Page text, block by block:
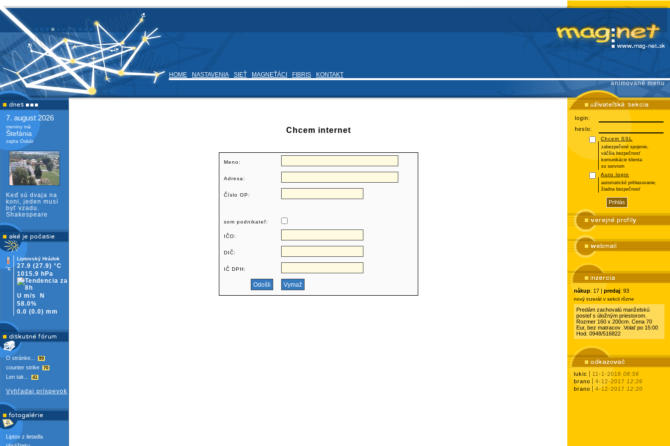
HOME NASTAVENIA SIEŤ MAGNEŤÁCI FIBRIS
KONTAKT
animované menu
7. august 2026
meniny má
Štefánia
zajtra Oskár
Keď sú dvaja na
koni, jeden musí
byť vzadu.
Shakespeare
Liptovský Hrádok
27.9 (27.9) °C
1015.9 hPa
U m/s
N
58.0%
0.0 (0.0) mm
O stránke... 99
counter strike 70
Len tak... 41
Vyhľadaj príspevok
Liptov z lietadla
Chcem internet
Meno:
Adresa:
Číslo OP:
som podnikateľ:
IČO:
DIČ:
IČ DPH:
login:
heslo:
Chcem SSL
zabezpečené spojenie,
väčšia bezpečnosť
komunikácie klienta
so servrom
Auto login
automatické prihlasovanie,
žiadna bezpečnosť
nákup: 17 | predaj: 93
nový inzerát v sekcii rôzne
Predám zachovalú manželskú
posteľ s úložným priestorom.
Rozmer 160 x 200cm. Cena 70
Eur, bez matracov .Volať po 15:00
Hod. 0948/516822
lukic 11-1-2018 08:56
brano
4-12-2017 12:26
brano
4-12-2017 12:20